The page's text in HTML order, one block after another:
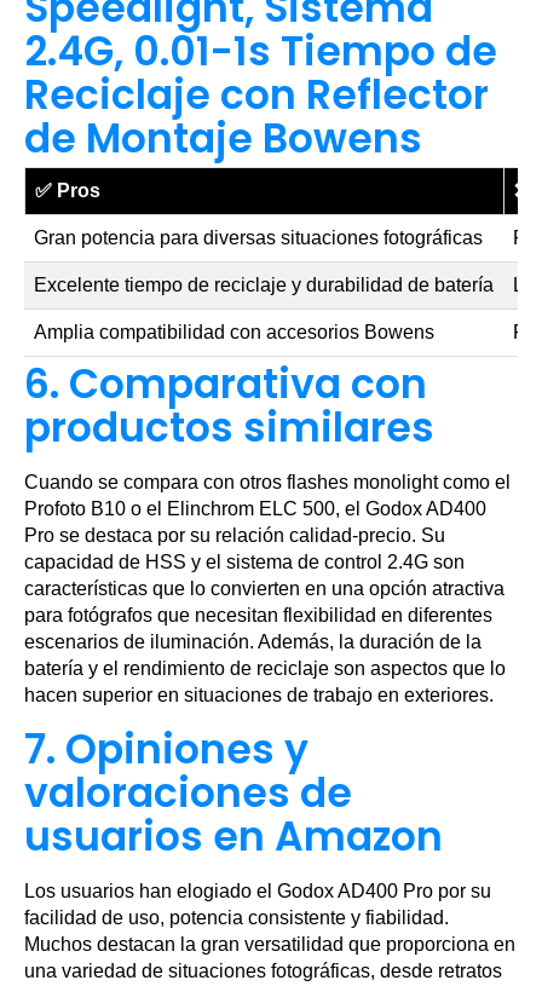
2.4G, 0.01-1s Tiempo de
Reciclaje con Reflector
de Montaje Bowens
✅ Pros ❌
Gran potencia para diversas situaciones fotográficas
Excelente tiempo de reciclaje y durabilidad de batería La
Amplia compatibilidad con accesorios Bowens
6. Comparativa con
productos similares
Cuando se compara con otros flashes monolight como el
Profoto B10 o el Elinchrom ELC 500, el Godox AD400
Pro se destaca por su relación calidad-precio. Su
capacidad de HSS y el sistema de control 2.4G son
características que lo convierten en una opción atractiva
para fotógrafos que necesitan flexibilidad en diferentes
escenarios de iluminación. Además, la duración de la
batería y el rendimiento de reciclaje son aspectos que lo
hacen superior en situaciones de trabajo en exteriores.
7. Opiniones y
valoraciones de
usuarios en Amazon
Los usuarios han elogiado el Godox AD400 Pro por su
facilidad de uso, potencia consistente y fiabilidad.
Muchos destacan la gran versatilidad que proporciona en
una variedad de situaciones fotográficas, desde retratos